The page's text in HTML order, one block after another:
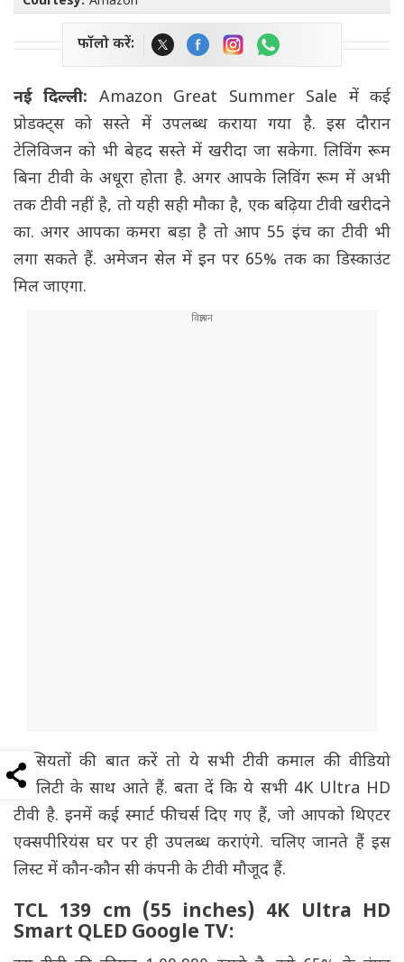
फॉलो करें:
नई दिल्ली: Amazon Great Summer Sale में कई
प्रोडक्ट्स को सस्ते में उपलब्ध कराया गया है. इस दौरान
टेलिविजन को भी बेहद सस्ते में खरीदा जा सकेगा. लिविंग रूम
बिना टीवी के अधूरा होता है. अगर आपके लिविंग रूम में अभी
तक टीवी नहीं है, तो यही सही मौका है, एक बढ़िया टीवी खरीदने
का. अगर आपका कमरा बड़ा है तो आप 55 इंच का टीवी भी
लगा सकते हैं. अमेजन सेल में इन पर 65% तक का डिस्काउंट
मिल जाएगा.
खासियतों की बात करें तो ये सभी टीवी कमाल की वीडियो
क्वालिटी के साथ आते हैं. बता दें कि ये सभी 4K Ultra HD
टीवी है. इनमें कई स्मार्ट फीचर्स दिए गए हैं, जो आपको थिएटर
एक्सपीरियंस घर पर ही उपलब्ध कराएंगे. चलिए जानते हैं इस
लिस्ट में कौन-कौन सी कंपनी के टीवी मौजूद हैं.
TCL 139 cm (55 inches) 4K Ultra HD
Smart QLED Google TV: